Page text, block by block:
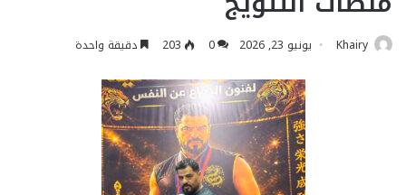
Khairy يونيو 23, 2026 0
203 دقيقة واحدة